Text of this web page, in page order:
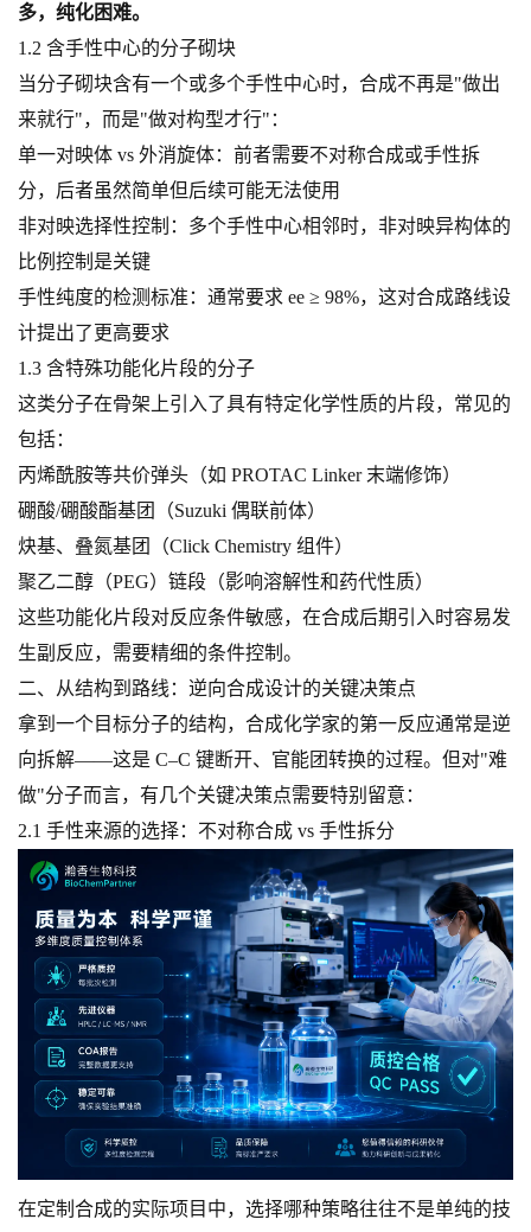
多，纯化困难。
1.2 含手性中心的分子砌块
当分子砌块含有一个或多个手性中心时，合成不再是"做出
来就行"，而是"做对构型才行"：
单一对映体 vs 外消旋体：前者需要不对称合成或手性拆
分，后者虽然简单但后续可能无法使用
非对映选择性控制：多个手性中心相邻时，非对映异构体的
比例控制是关键
手性纯度的检测标准：通常要求 ee ≥ 98%，这对合成路线设
计提出了更高要求
1.3 含特殊功能化片段的分子
这类分子在骨架上引入了具有特定化学性质的片段，常见的
包括：
丙烯酰胺等共价弹头（如 PROTAC Linker 末端修饰）
硼酸/硼酸酯基团（Suzuki 偶联前体）
炔基、叠氮基团（Click Chemistry 组件）
聚乙二醇（PEG）链段（影响溶解性和药代性质）
这些功能化片段对反应条件敏感，在合成后期引入时容易发
生副反应，需要精细的条件控制。
二、从结构到路线：逆向合成设计的关键决策点
拿到一个目标分子的结构，合成化学家的第一反应通常是逆
向拆解——这是 C–C 键断开、官能团转换的过程。但对"难
做"分子而言，有几个关键决策点需要特别留意：
2.1 手性来源的选择：不对称合成 vs 手性拆分
在定制合成的实际项目中，选择哪种策略往往不是单纯的技